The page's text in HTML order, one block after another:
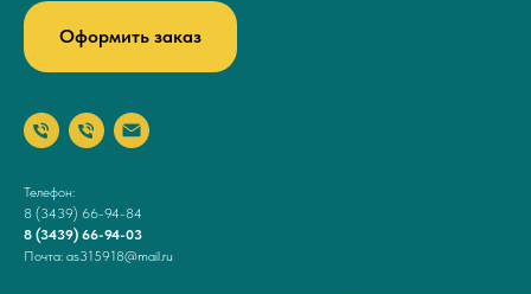
Оформить заказ
Телефон:
8 (3439) 66-94-84
8 (3439) 66-94-03
Почта: as315918@mail.ru